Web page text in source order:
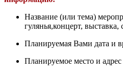
Название (или тема)
гулянья,концерт, выставка,
Планируемая Вами дата и
Планируемое место и адрес